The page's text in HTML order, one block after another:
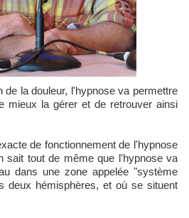
mieux la gérer et de retrouver ainsi
de fonctionnement de l'hypnose
sait tout de même que l'hypnose va
dans une zone appelée "système
deux hémisphères, et où se situent